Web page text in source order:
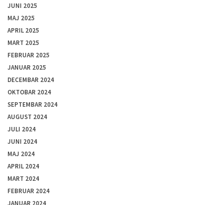
JUNI 2025
MAJ 2025
APRIL 2025
MART 2025
FEBRUAR 2025
JANUAR 2025
DECEMBAR 2024
OKTOBAR 2024
SEPTEMBAR 2024
AUGUST 2024
JULI 2024
JUNI 2024
MAJ 2024
APRIL 2024
MART 2024
FEBRUAR 2024
JANUAR 2024